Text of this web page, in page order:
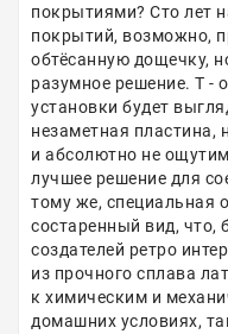
покрытиями? Сто лет
покрытий, возможно,
обтёсанную дощечку,
разумное решение. Т -
установки будет
незаметная
и абсолютно не
лучшее решение для
тому же, специальная
состаренный вид, что,
создателей ретро
из прочного сплава
к химическим и
домашних условиях,